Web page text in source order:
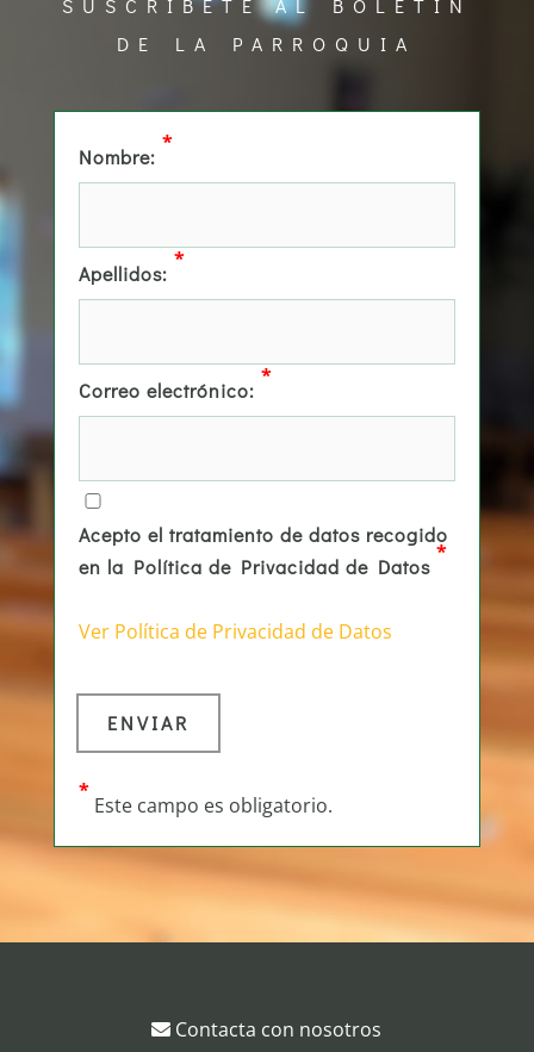
DE LA PARROQUIA
Nombre:
*
Apellidos:
*
Correo electrónico:
*
Acepto el tratamiento de datos recogido
en la Política de Privacidad de Datos
*
Ver Política de Privacidad de Datos
*
Este campo es obligatorio.
Contacta con nosotros